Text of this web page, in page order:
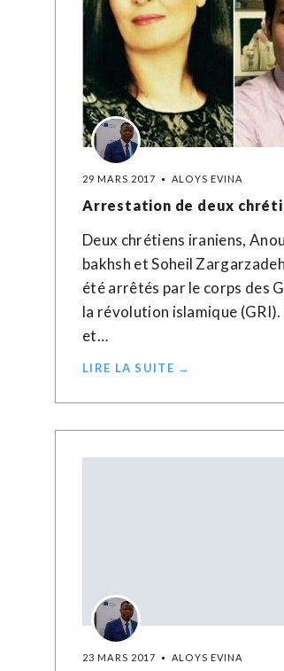
29 MARS 2017 ALOYS EVINA
Arrestation de deux
Deux chrétiens iraniens,
bakhsh et Soheil
été arrêtés par le corps des
la révolution islamique (GRI).
et…
LIRE LA SUITE →
23 MARS 2017 ALOYS EVINA